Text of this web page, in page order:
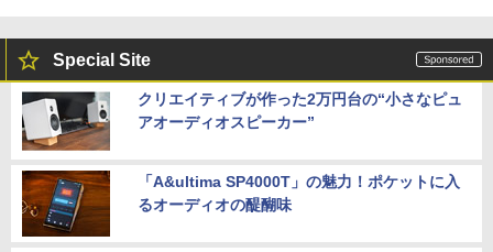
Special Site
クリエイティブが作った2万円台の“小さなピュ
アオーディオスピーカー”
「A&ultima SP4000T」の魅力！ポケットに入
るオーディオの醍醐味